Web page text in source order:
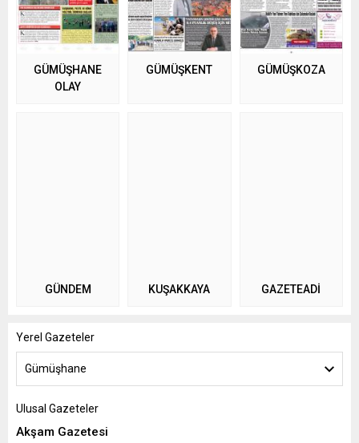
GÜMÜŞHANE
OLAY
GÜMÜŞKENT GÜMÜŞKOZA
GÜNDEM KUŞAKKAYA GAZETEADI
Yerel Gazeteler
Gümüşhane
Ulusal Gazeteler
Akşam Gazetesi